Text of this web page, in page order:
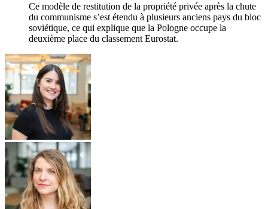
Ce modèle de restitution de la propriété privée après la chute
du communisme s’est étendu à plusieurs anciens pays du bloc
soviétique, ce qui explique que la Pologne occupe la
deuxième place du classement Eurostat.